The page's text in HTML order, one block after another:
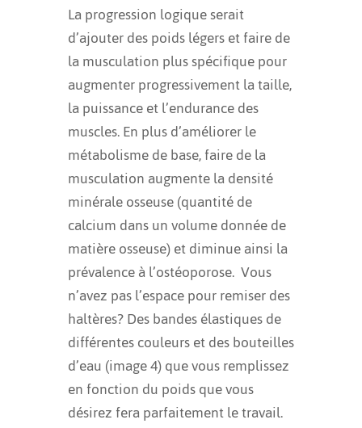
La progression logique serait
d’ajouter des poids légers et faire de
la musculation plus spécifique pour
augmenter progressivement la taille,
la puissance et l’endurance des
muscles. En plus d’améliorer le
métabolisme de base, faire de la
musculation augmente la densité
minérale osseuse (quantité de
calcium dans un volume donnée de
matière osseuse) et diminue ainsi la
prévalence à l’ostéoporose. Vous
n’avez pas l’espace pour remiser des
haltères? Des bandes élastiques de
différentes couleurs et des bouteilles
d’eau (image 4) que vous remplissez
en fonction du poids que vous
désirez fera parfaitement le travail.